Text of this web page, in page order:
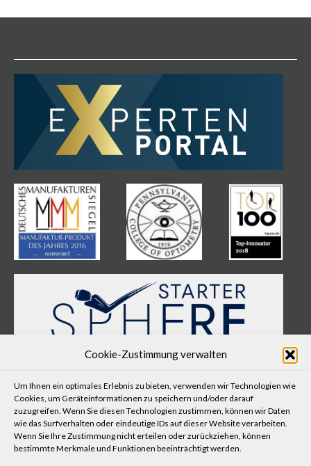
Cookie-Zustimmung verwalten
Um Ihnen ein optimales Erlebnis zu bieten, verwenden wir Technologien wie
Cookies, um Geräteinformationen zu speichern und/oder darauf
zuzugreifen. Wenn Sie diesen Technologien zustimmen, können wir Daten
wie das Surfverhalten oder eindeutige IDs auf dieser Website verarbeiten.
Wenn Sie Ihre Zustimmung nicht erteilen oder zurückziehen, können
bestimmte Merkmale und Funktionen beeinträchtigt werden.
Praxis für Augenoptik und Optometrie Flegl GmbH
Puchheimer Straße 5
82194 Gröbenzell